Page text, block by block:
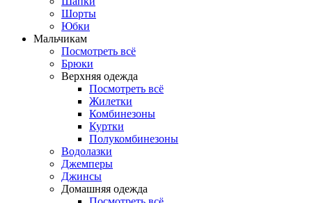
Шорты
Юбки
Мальчикам
Посмотреть всё
Брюки
Верхняя одежда
Посмотреть всё
Жилетки
Комбинезоны
Куртки
Полукомбинезоны
Водолазки
Джемперы
Джинсы
Домашняя одежда